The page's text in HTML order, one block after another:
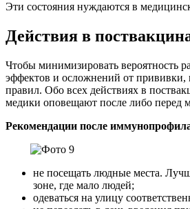
Эти состояния нуждаются в
Действия в
Чтобы минимизировать вероятность
эффектов и осложнений от прививки,
правил. Обо всех действиях в
медики оповещают после либо перед
Рекомендации после
не посещать людные места.
зоне, где мало людей;
одеваться на улицу